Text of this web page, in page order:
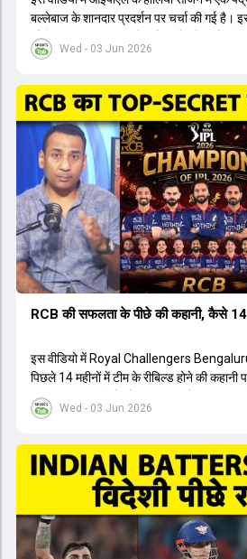
Wed - 03 Jun 2026
बल्लेबाज के शानदार प्रदर्शन पर चर्चा की गई है।
सौ छिहत्तर रन बनाकर ऑरेंज कैप और मोस्ट
किया है। वीडियो में बताया गया है कि ऑस्ट्रेलियाई
ऑस्ट्रेलियाई कप्तान के अनुसार, शुरुआत में लोगों
संदेह था, लेकिन अब उसने खुद को एक बेहतरीन
गेंद को बाउंड्री के काफी पार मारने की क्षमता
ने कहा कि टूर्नामेंट जीतने वाली टीम के अलावा
युवा खिलाड़ी का प्रदर्शन रहा है, जिसे देखने के
थी। शानदार प्रदर्शन के बाद इस युवा खिलाड़ी को
त्रिकोणीय सीरीज के लिए इंडिया ए टीम में भी
Wed - 03 Jun 2026
RCB की सफलता के पीछे की कहानी, कैसे 14
इस वीडियो में Royal Challengers
पिछले 14 महीनों में टीम के रीबिल्ड होने की कहानी
अपनी पुरानी गलतियों को स्वीकार करते हुए एक नया
मैनेजमेंट में Mo Bobat, Andy Flower,
के तहत Bhuvneshwar Kumar, Krunal
जैसे भारतीय खिलाड़ियों को टीम में शामिल किया
किया। इसके अलावा, Virat Kohli की भूमिका में भी
अब टीम के युवा खिलाड़ियों के साथ ज्यादा जुड़े
Patidar के नेतृत्व में टीम का कम्युनिकेशन बहुत
मैनेजमेंट तक, सभी एक ही पेज पर रहते हैं, जिससे